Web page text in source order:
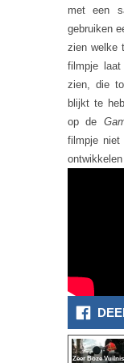
met een
gebruiken
zien welke
filmpje
zien, die
blijkt te
op de
filmpje niet
Zeer Boze